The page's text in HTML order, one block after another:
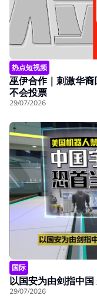
热点短视频
巫伊合作｜刺激华
不会投票
29/07/2026
国际
以国安为由剑指中
29/07/2026